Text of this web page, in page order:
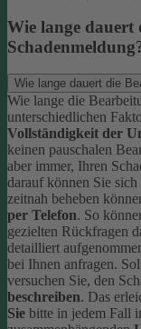
Wie lange dauert
Wie lange dauert die
Wie lange die
unterschiedlichen
Vollständigkeit der
keinen pauschalen
aber immer, Ihren
darauf können Sie sich
zeitnah beheben
per Telefon. So
gezielten Rückfragen
detailliert
bei Ihnen anfragen.
versuchen Sie, den
beschreiben. Das
Sie bitte in jedem Fall